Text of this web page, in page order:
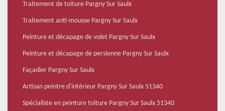
Traitement de toiture Pargny Sur Saulx
Traitement anti-mousse Pargny Sur Saulx
Peinture et décapage de volet Pargny Sur Saulx
Peinture et décapage de persienne Pargny Sur Saulx
Façadier Pargny Sur Saulx
Artisan peintre d'intérieur Pargny Sur Saulx 51340
Spécialiste en peinture toiture Pargny Sur Saulx 51340